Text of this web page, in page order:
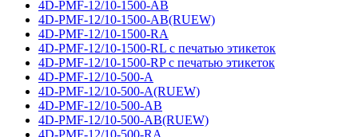
4D-PMF-12/10-1500-AB
4D-PMF-12/10-1500-AB(RUEW)
4D-PMF-12/10-1500-RA
4D-PMF-12/10-1500-RL с печатью этикеток
4D-PMF-12/10-1500-RP с печатью этикеток
4D-PMF-12/10-500-A
4D-PMF-12/10-500-A(RUEW)
4D-PMF-12/10-500-AB
4D-PMF-12/10-500-AB(RUEW)